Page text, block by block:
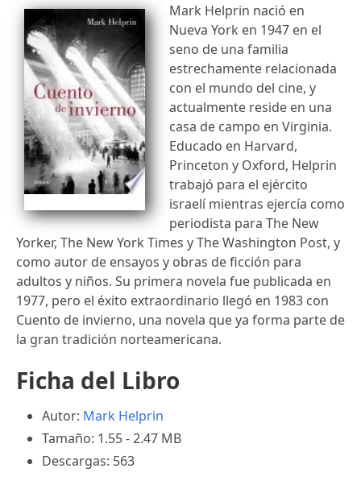
Mark Helprin nació en
Nueva York en 1947 en el
seno de una familia
estrechamente relacionada
con el mundo del cine, y
actualmente reside en una
casa de campo en Virginia.
Educado en Harvard,
Princeton y Oxford, Helprin
trabajó para el ejército
israelí mientras ejercía como
periodista para The New
Yorker, The New York Times y The Washington Post, y
como autor de ensayos y obras de ficción para
adultos y niños. Su primera novela fue publicada en
1977, pero el éxito extraordinario llegó en 1983 con
Cuento de invierno, una novela que ya forma parte de
la gran tradición norteamericana.
Ficha del Libro
Autor: Mark Helprin
Tamaño: 1.55 - 2.47 MB
Descargas: 563